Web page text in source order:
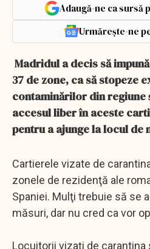
Adaugă-ne ca sursă
Urmărește-ne
Madridul a decis să
37 de zone, ca să stopeze
contaminărilor din regiune
accesul liber în aceste
pentru a ajunge la locul de
Cartierele vizate de
zonele de rezidenţă ale
Spaniei. Mulţi trebuie să se
măsuri, dar nu cred ca vor
Locuitorii vizaţi de